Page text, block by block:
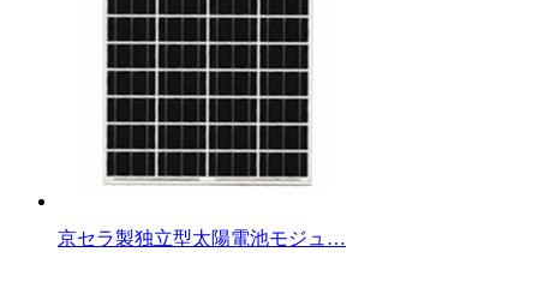
京セラ製独立型太陽電池モジュ…